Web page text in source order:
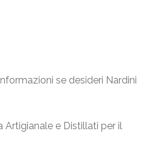
se desideri Nardini
Artigianale e Distillati per il